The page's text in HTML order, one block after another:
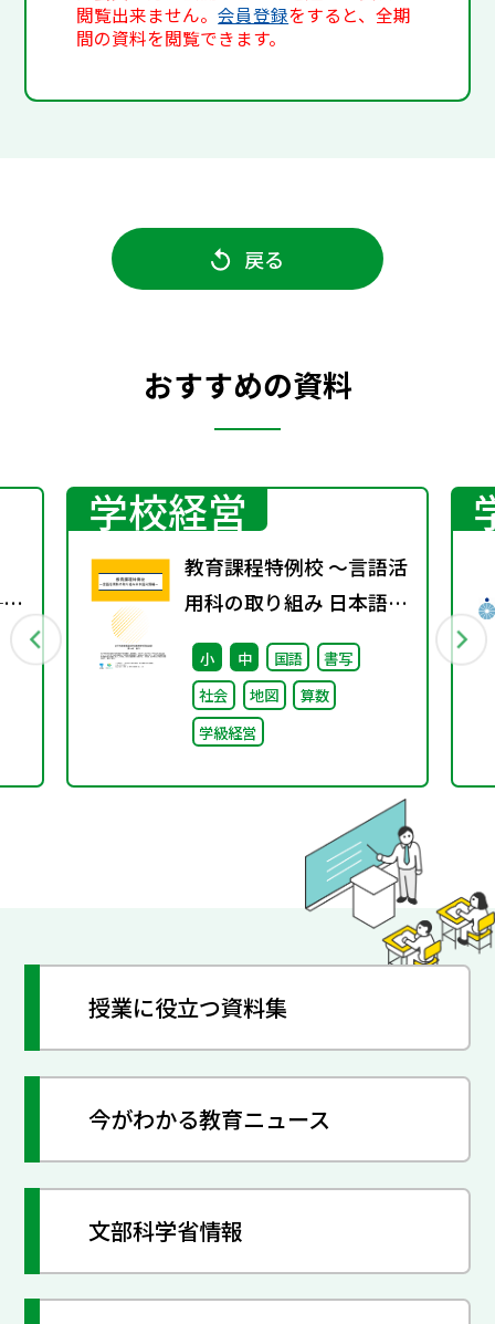
閲覧出来ません。会員登録をすると、全期
間の資料を閲覧できます。
戻る
おすすめの資料
学校経営
教育課程特例校 ～言語活
用科の取り組み 日本語分
野編～
小 中 国語
書写
社会
地図
算数
学級経営
授業に役立つ資料集
今がわかる教育ニュース
文部科学省情報